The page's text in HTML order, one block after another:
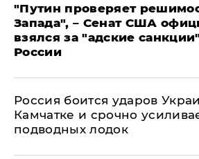
"Путин проверяет
Запада", – Сенат США
взялся за "адские
России
Россия боится ударов
Камчатке и срочно
подводных лодок